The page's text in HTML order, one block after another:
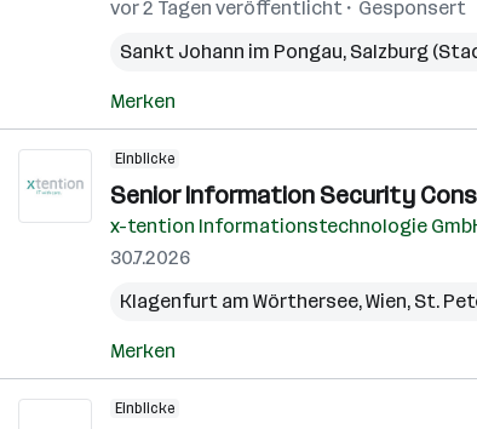
vor 2 Tagen veröffentlicht
Gesponsert
Sankt Johann im Pongau, Salzburg
Merken
Einblicke
Senior Information Security
x-tention Informationstechnologie
30.7.2026
Klagenfurt am Wörthersee,Wien, St.
Merken
Einblicke